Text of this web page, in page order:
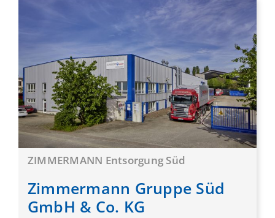
ZIMMERMANN Entsorgung Süd
Zimmermann Gruppe Süd
GmbH & Co. KG